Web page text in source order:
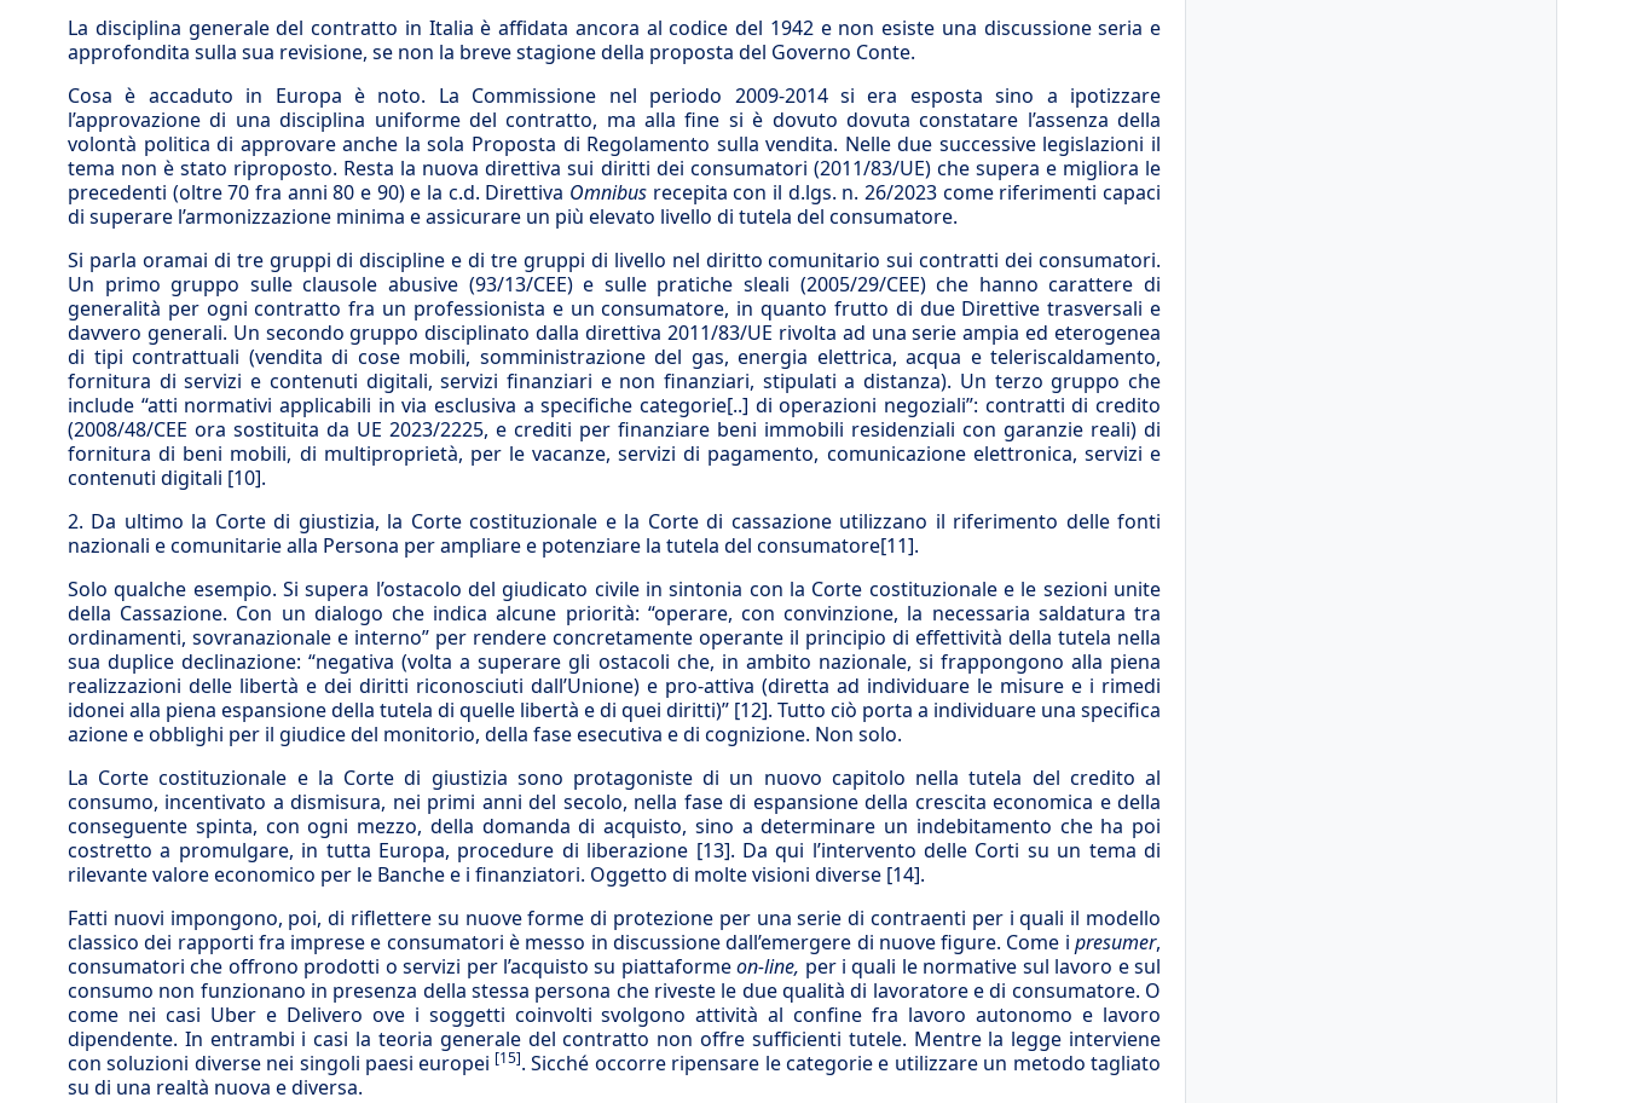
La disciplina generale del contratto in Italia è affidata ancora al codice del 1942 e non esiste una discussione seria e
approfondita sulla sua revisione, se non la breve stagione della proposta del Governo Conte.
Cosa è accaduto in Europa è noto. La Commissione nel periodo 2009-2014 si era esposta sino a ipotizzare
l’approvazione di una disciplina uniforme del contratto, ma alla fine si è dovuto dovuta constatare l’assenza della
volontà politica di approvare anche la sola Proposta di Regolamento sulla vendita. Nelle due successive legislazioni il
tema non è stato riproposto. Resta la nuova direttiva sui diritti dei consumatori (2011/83/UE) che supera e migliora le
precedenti (oltre 70 fra anni 80 e 90) e la c.d. Direttiva Omnibus recepita con il d.lgs. n. 26/2023 come riferimenti capaci
di superare l’armoniz­zazione minima e assicurare un più elevato livello di tutela del consumatore.
Si parla oramai di tre gruppi di discipline e di tre gruppi di livello nel diritto comunitario sui contratti dei consumatori.
Un primo gruppo sulle clausole abusive (93/13/CEE) e sulle pratiche sleali (2005/29/CEE) che hanno carattere di
generalità per ogni contratto fra un professionista e un consumatore, in quanto frutto di due Direttive trasversali e
davvero generali. Un secondo gruppo disciplinato dalla direttiva 2011/83/UE rivolta ad una serie ampia ed eterogenea
di tipi contrattuali (vendita di cose mobili, somministrazione del gas, energia elettrica, acqua e teleriscaldamento,
fornitura di servizi e contenuti digitali, servizi finanziari e non finanziari, stipulati a distanza). Un terzo gruppo che
include “atti normativi applicabili in via esclusiva a specifiche categorie[..] di operazioni negoziali”: contratti di credito
(2008/48/CEE ora sostituita da UE 2023/2225, e crediti per finanziare beni immobili residenziali con garanzie reali) di
fornitura di beni mobili, di multiproprietà, per le vacanze, servizi di pagamento, comunicazione elettronica, servizi e
contenuti digitali [10].
2. Da ultimo la Corte di giustizia, la Corte costituzionale e la Corte di cassazione utilizzano il riferimento delle fonti
nazionali e comunitarie alla Persona per ampliare e potenziare la tutela del consumatore[11].
Solo qualche esempio. Si supera l’ostacolo del giudicato civile in sintonia con la Corte costituzionale e le sezioni unite
della Cassazione. Con un dialogo che indica alcune priorità: “operare, con convinzione, la necessaria saldatura tra
ordinamenti, sovranazionale e interno” per rendere concretamente operante il principio di effettività della tutela nella
sua duplice declinazione: “negativa (volta a superare gli ostacoli che, in ambito nazionale, si frappongono alla piena
realizzazioni delle libertà e dei diritti riconosciuti dall’Unione) e pro-attiva (diretta ad individuare le misure e i rimedi
idonei alla piena espansione della tutela di quelle libertà e di quei diritti)” [12]. Tutto ciò porta a individuare una specifica
azione e obblighi per il giudice del monitorio, della fase esecutiva e di cognizione. Non solo.
La Corte costituzionale e la Corte di giustizia sono protagoniste di un nuovo capitolo nella tutela del credito al
consumo, incentivato a dismisura, nei primi anni del secolo, nella fase di espansione della crescita economica e della
conseguente spinta, con ogni mezzo, della domanda di acquisto, sino a determinare un indebitamento che ha poi
costretto a promulgare, in tutta Europa, procedure di liberazione [13]. Da qui l’intervento delle Corti su un tema di
rilevante valore economico per le Banche e i finanziatori. Oggetto di molte visioni diverse [14].
Fatti nuovi impongono, poi, di riflettere su nuove forme di protezione per una serie di contraenti per i quali il modello
classico dei rapporti fra imprese e consumatori è messo in discussione dall’emergere di nuove figure. Come i presumer,
consumatori che offrono prodotti o servizi per l’acquisto su piattaformeon-line, per i quali le normative sul lavoro e sul
consumo non funzionano in presenza della stessa persona che riveste le due qualità di lavoratore e di consumatore. O
come nei casi Uber e Delivero ove i soggetti coinvolti svolgono attività al confine fra lavoro autonomo e lavoro
dipendente. In entrambi i casi la teoria generale del contratto non offre sufficienti tutele. Mentre la legge interviene
con soluzioni diverse nei singoli paesi europei [15]. Sicché occorre ripensare le categorie e utilizzare un metodo tagliato
su di una realtà nuova e diversa.